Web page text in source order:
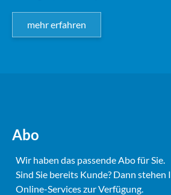
mehr erfahren
Abo
Wir haben das passende Abo für Sie.
Sind Sie bereits Kunde? Dann stehen
Online-Services zur Verfügung.